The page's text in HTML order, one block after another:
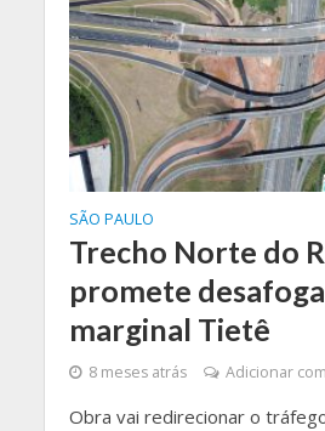
SÃO PAULO
Trecho Norte do
promete
marginal Tietê
8 meses atrás Adicionar
Obra vai redirecionar o